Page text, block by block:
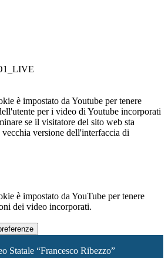
è impostato da Youtube per tenere
per i video di Youtube incorporati
se il visitatore del sito web sta
versione dell'interfaccia di
è impostato da YouTube per tenere
dei video incorporati.
Statale “Francesco Ribezzo”